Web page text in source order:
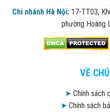
Chi nhánh Hà Nội: 17-TT03,
phường Hoàng
VỀ
➤Chính sách
➤Chính sách